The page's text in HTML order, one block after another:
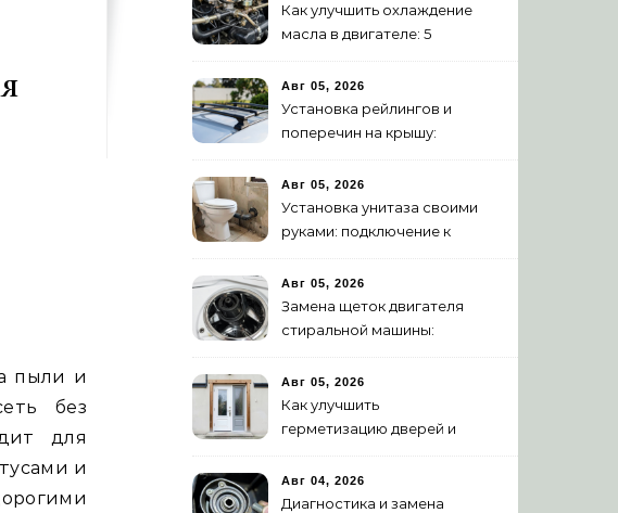
пыли и
без
для
и
Как улучшить охлаждение
масла в двигателе: 5
Авг 05, 2026
Установка рейлингов и
поперечин на крышу:
Авг 05, 2026
Установка унитаза своими
руками: подключение к
Авг 05, 2026
Замена щеток двигателя
стиральной машины:
Авг 05, 2026
Как улучшить
герметизацию дверей и
способов
Авг 04, 2026
Диагностика и замена